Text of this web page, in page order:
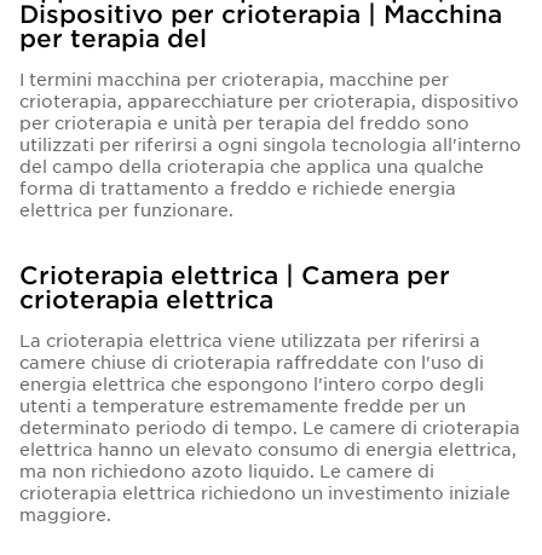
Dispositivo per crioterapia | Macchina
per terapia del
I termini macchina per crioterapia, macchine per
crioterapia, apparecchiature per crioterapia, dispositivo
per crioterapia e unità per terapia del freddo sono
utilizzati per riferirsi a ogni singola tecnologia all'interno
del campo della crioterapia che applica una qualche
forma di trattamento a freddo e richiede energia
elettrica per funzionare.
Crioterapia elettrica | Camera per
crioterapia elettrica
La crioterapia elettrica viene utilizzata per riferirsi a
camere chiuse di crioterapia raffreddate con l'uso di
energia elettrica che espongono l'intero corpo degli
utenti a temperature estremamente fredde per un
determinato periodo di tempo. Le camere di crioterapia
elettrica hanno un elevato consumo di energia elettrica,
ma non richiedono azoto liquido. Le camere di
crioterapia elettrica richiedono un investimento iniziale
maggiore.